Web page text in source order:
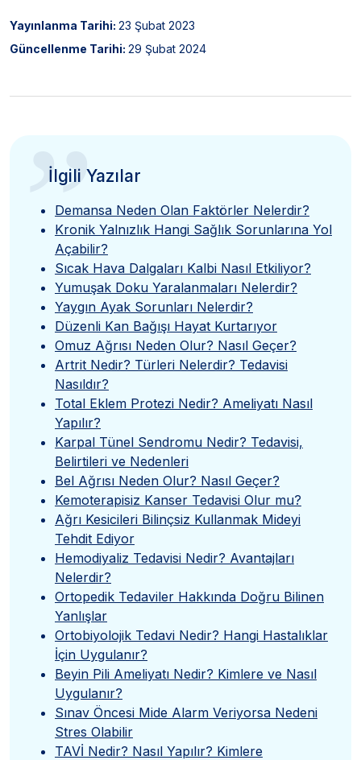
Yayınlanma Tarihi: 23 Şubat 2023
Güncellenme Tarihi: 29 Şubat 2024
”
İlgili Yazılar
Demansa Neden Olan Faktörler Nelerdir?
Kronik Yalnızlık Hangi Sağlık Sorunlarına Yol
Açabilir?
Sıcak Hava Dalgaları Kalbi Nasıl Etkiliyor?
Yumuşak Doku Yaralanmaları Nelerdir?
Yaygın Ayak Sorunları Nelerdir?
Düzenli Kan Bağışı Hayat Kurtarıyor
Omuz Ağrısı Neden Olur? Nasıl Geçer?
Artrit Nedir? Türleri Nelerdir? Tedavisi
Nasıldır?
Total Eklem Protezi Nedir? Ameliyatı Nasıl
Yapılır?
Karpal Tünel Sendromu Nedir? Tedavisi,
Belirtileri ve Nedenleri
Bel Ağrısı Neden Olur? Nasıl Geçer?
Kemoterapisiz Kanser Tedavisi Olur mu?
Ağrı Kesicileri Bilinçsiz Kullanmak Mideyi
Tehdit Ediyor
Hemodiyaliz Tedavisi Nedir? Avantajları
Nelerdir?
Ortopedik Tedaviler Hakkında Doğru Bilinen
Yanlışlar
Ortobiyolojik Tedavi Nedir? Hangi Hastalıklar
İçin Uygulanır?
Beyin Pili Ameliyatı Nedir? Kimlere ve Nasıl
Uygulanır?
Sınav Öncesi Mide Alarm Veriyorsa Nedeni
Stres Olabilir
TAVİ Nedir? Nasıl Yapılır? Kimlere